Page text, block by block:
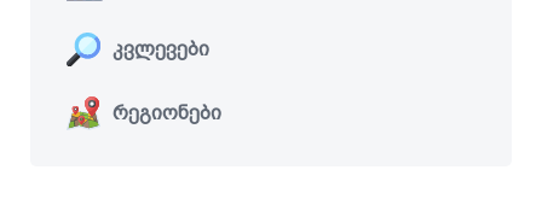
კვლევები
რეგიონები